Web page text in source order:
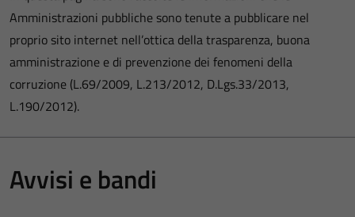
Amministrazioni pubbliche sono tenute a pubblicare nel
proprio sito internet nell’ottica della trasparenza, buona
amministrazione e di prevenzione dei fenomeni della
corruzione (L.69/2009, L.213/2012, D.Lgs.33/2013,
L.190/2012).
Avvisi e bandi